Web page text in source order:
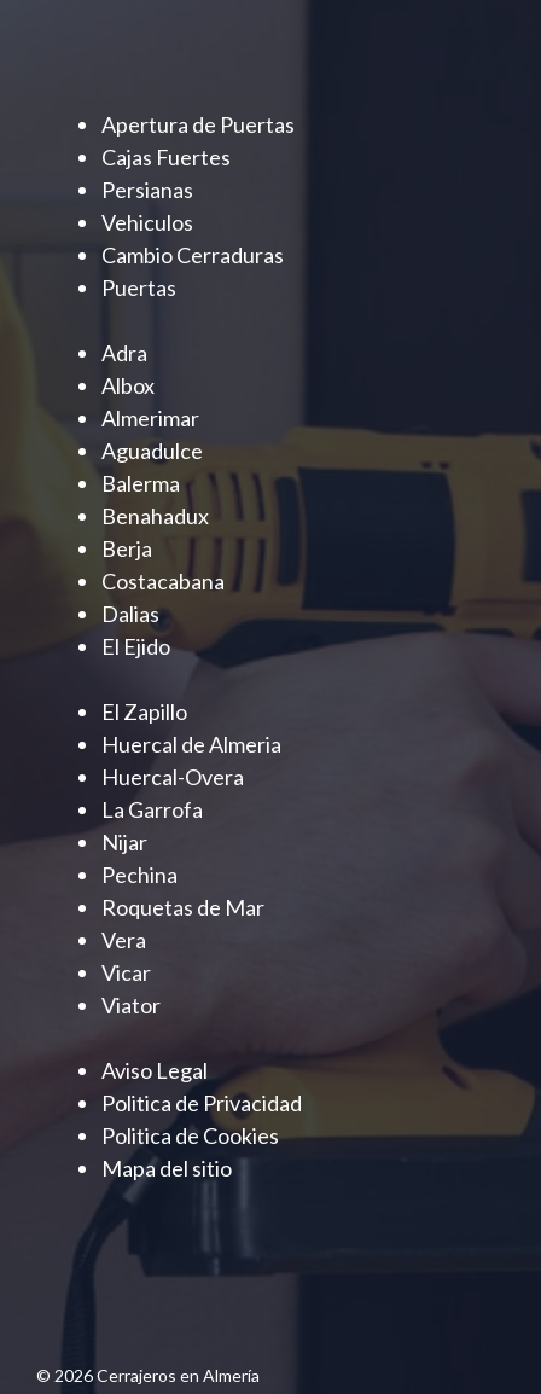
Apertura de Puertas
Cajas Fuertes
Persianas
Vehiculos
Cambio Cerraduras
Puertas
Adra
Albox
Almerimar
Aguadulce
Balerma
Benahadux
Berja
Costacabana
Dalias
El Ejido
El Zapillo
Huercal de Almeria
Huercal-Overa
La Garrofa
Nijar
Pechina
Roquetas de Mar
Vera
Vicar
Viator
Aviso Legal
Politica de Privacidad
Politica de Cookies
Mapa del sitio
© 2026 Cerrajeros en Almería